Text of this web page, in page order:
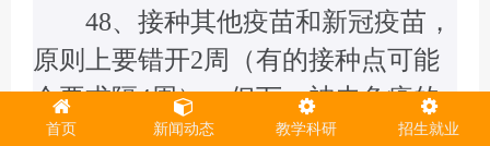
48、接种其他疫苗和新冠疫苗，
原则上要错开2周（有的接种点可能
会要求隔4周），但万一被未免疫的
狗咬了，还是要第一时间打狂犬病疫
首页 新闻动态 教学科研 招生就业